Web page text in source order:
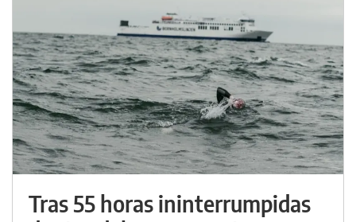
Tras 55 horas ininterrumpidas